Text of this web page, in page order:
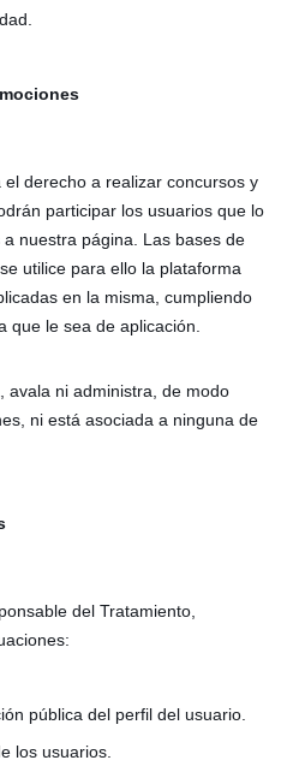
derecho a realizar concursos y
participar los usuarios que lo
nuestra página. Las bases de
utilice para ello la plataforma
en la misma, cumpliendo
que le sea de aplicación.
avala ni administra, de modo
ni está asociada a ninguna de
del Tratamiento,
pública del perfil del usuario.
los usuarios.